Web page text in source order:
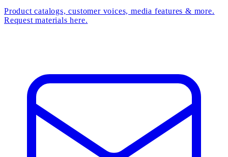
Product catalogs, customer voices, media features & more.
Request materials here.